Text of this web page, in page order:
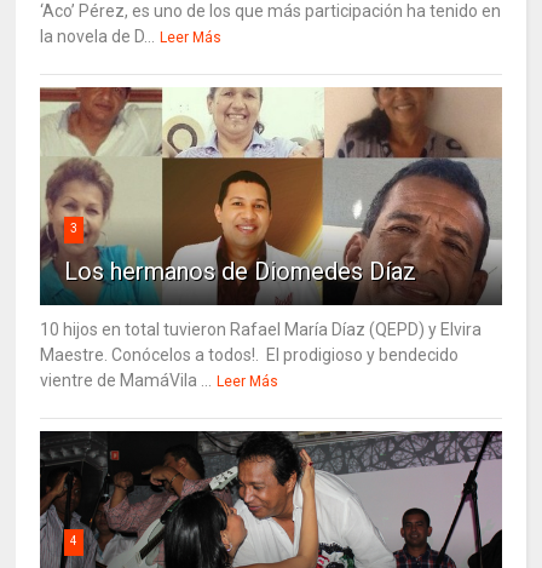
‘Aco’ Pérez, es uno de los que más participación ha tenido en
la novela de D... Leer Más
3
Los hermanos de Diomedes Díaz
10 hijos en total tuvieron Rafael María Díaz (QEPD) y Elvira
Maestre. Conócelos a todos!. El prodigioso y bendecido
vientre de MamáVila ... Leer Más
4